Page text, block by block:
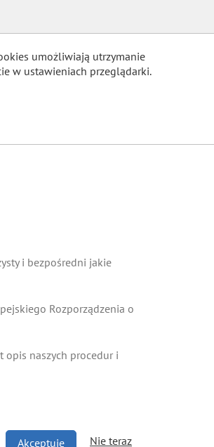
umożliwiają utrzymanie
w ustawieniach przeglądarki.
i bezpośredni jakie
Rozporządzenia o
opis naszych procedur i
Akceptuję Nie teraz